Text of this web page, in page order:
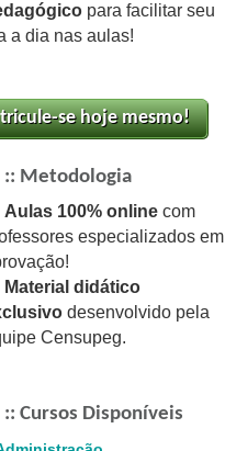
para facilitar seu
a dia nas aulas!
:: Metodologia
100% online com
especializados em
didático
desenvolvido pela
Censupeg.
:: Cursos Disponíveis